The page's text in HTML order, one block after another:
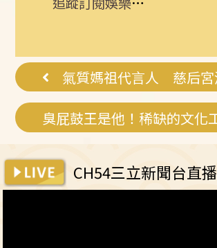
CH54三立新聞台直播